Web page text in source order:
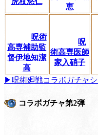
恵
呪術
高専補助監
督伊地知潔
高
呪
術高専医師
家入硝子
▶呪術廻戦コラボガチャシ
コラボガチャ第2弾